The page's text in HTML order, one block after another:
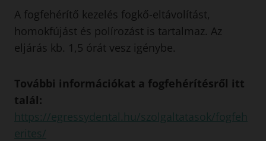
A fogfehérítő kezelés fogkő-eltávolítást,
homokfújást és polírozást is tartalmaz. Az
eljárás kb. 1,5 órát vesz igénybe.
További információkat a fogfehérítésről itt
talál:
https://egressydental.hu/szolgaltatasok/fogfeh
erites/